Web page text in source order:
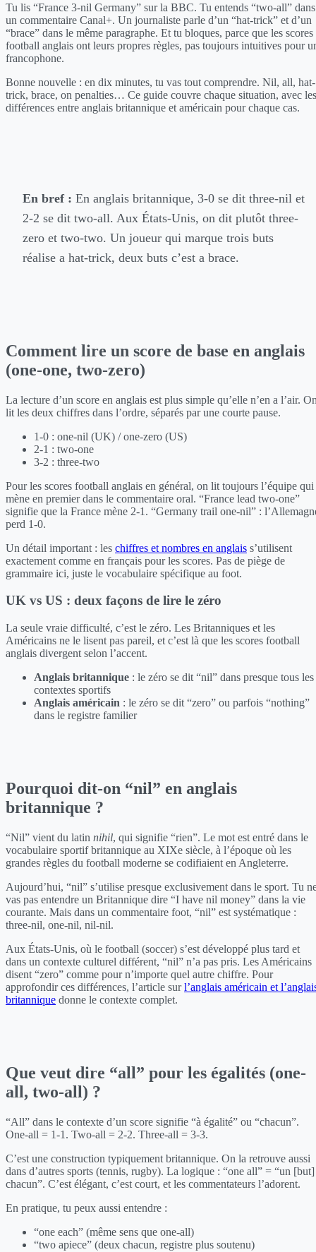
Tu lis “France 3-nil Germany” sur la BBC. Tu entends “two-all” dans
un commentaire Canal+. Un journaliste parle d’un “hat-trick” et d’un
“brace” dans le même paragraphe. Et tu bloques, parce que les scores
football anglais ont leurs propres règles, pas toujours intuitives pour
francophone.
Bonne nouvelle : en dix minutes, tu vas tout comprendre. Nil, all, hat-
trick, brace, on penalties… Ce guide couvre chaque situation, avec les
différences entre anglais britannique et américain pour chaque cas.
En bref : En anglais britannique, 3-0 se dit three-nil et
2-2 se dit two-all. Aux États-Unis, on dit plutôt three-
zero et two-two. Un joueur qui marque trois buts
réalise a hat-trick, deux buts c’est a brace.
Comment lire un score de base en anglais
(one-one, two-zero)
La lecture d’un score en anglais est plus simple qu’elle n’en a l’air.
lit les deux chiffres dans l’ordre, séparés par une courte pause.
1-0 : one-nil (UK) / one-zero (US)
2-1 : two-one
3-2 : three-two
Pour les scores football anglais en général, on lit toujours l’équipe qui
mène en premier dans le commentaire oral. “France lead two-one”
signifie que la France mène 2-1. “Germany trail one-nil” :
perd 1-0.
Un détail important : les chiffres et nombres en anglais s’utilisent
exactement comme en français pour les scores. Pas de piège de
grammaire ici, juste le vocabulaire spécifique au foot.
UK vs US : deux façons de lire le zéro
La seule vraie difficulté, c’est le zéro. Les Britanniques et les
Américains ne le lisent pas pareil, et c’est là que les scores football
anglais divergent selon l’accent.
Anglais britannique : le zéro se dit “nil” dans presque tous les
contextes sportifs
Anglais américain : le zéro se dit “zero” ou parfois “nothing”
dans le registre familier
Pourquoi dit-on “nil” en anglais
britannique ?
“Nil” vient du latin nihil, qui signifie “rien”. Le mot est entré dans le
vocabulaire sportif britannique au XIXe siècle, à l’époque où les
grandes règles du football moderne se codifiaient en Angleterre.
Aujourd’hui, “nil” s’utilise presque exclusivement dans le sport. Tu
vas pas entendre un Britannique dire “I have nil money” dans la vie
courante. Mais dans un commentaire foot, “nil” est systématique :
three-nil, one-nil, nil-nil.
Aux États-Unis, où le football (soccer) s’est développé plus tard et
dans un contexte culturel différent, “nil” n’a pas pris. Les Américains
disent “zero” comme pour n’importe quel autre chiffre. Pour
approfondir ces différences, l’article surl’anglais américain et
britannique donne le contexte complet.
Que veut dire “all” pour les égalités (one-
all, two-all) ?
“All” dans le contexte d’un score signifie “à égalité” ou “chacun”.
One-all = 1-1. Two-all = 2-2. Three-all = 3-3.
C’est une construction typiquement britannique. On la retrouve aussi
dans d’autres sports (tennis, rugby). La logique : “one all” = “un [but]
chacun”. C’est élégant, c’est court, et les commentateurs l’adorent.
En pratique, tu peux aussi entendre :
“one each” (même sens que one-all)
“two apiece” (deux chacun, registre plus soutenu)